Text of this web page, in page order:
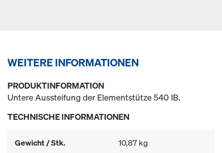
WEITERE INFORMATIONEN
PRODUKTINFORMATION
Untere Aussteifung der Elementstütze 540 IB.
TECHNISCHE INFORMATIONEN
Gewicht / Stk. 10,87 kg